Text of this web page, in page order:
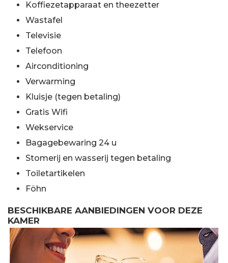
Koffiezetapparaat en theezetter
Wastafel
Televisie
Telefoon
Airconditioning
Verwarming
Kluisje (tegen betaling)
Gratis Wifi
Wekservice
Bagagebewaring 24 u
Stomerij en wasserij tegen betaling
Toiletartikelen
Föhn
BESCHIKBARE AANBIEDINGEN VOOR DEZE
KAMER